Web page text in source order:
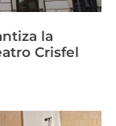
la
Crisfel